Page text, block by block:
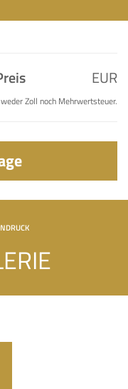
EUR
Zoll noch Mehrwertsteuer.